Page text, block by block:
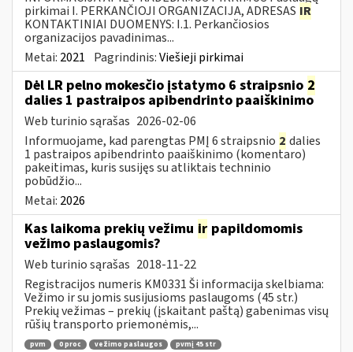
pirkimai I. PERKANČIOJI ORGANIZACIJA, ADRESAS IR
KONTAKTINIAI DUOMENYS: I.1. Perkančiosios
organizacijos pavadinimas...
Metai: 2021 Pagrindinis:Viešieji pirkimai
Dėl LR pelno mokesčio įstatymo 6 straipsnio 2
dalies 1 pastraipos apibendrinto paaiškinimo
Web turinio sąrašas 2026-02-06
Informuojame, kad parengtas PMĮ 6 straipsnio 2 dalies
1 pastraipos apibendrinto paaiškinimo (komentaro)
pakeitimas, kuris susijęs su atliktais techninio
pobūdžio...
Metai: 2026
Kas laikoma prekių vežimu ir papildomomis
vežimo paslaugomis?
Web turinio sąrašas 2018-11-22
Registracijos numeris KM0331 Ši informacija skelbiama:
Vežimo ir su jomis susijusioms paslaugoms (45 str.)
Prekių vežimas – prekių (įskaitant paštą) gabenimas visų
rūšių transporto priemonėmis,...
pvm 0 proc vežimo paslaugos
pvmį 45 str